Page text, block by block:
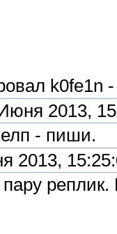
k0fe1n
2013,
- пиши.
2013,
пару